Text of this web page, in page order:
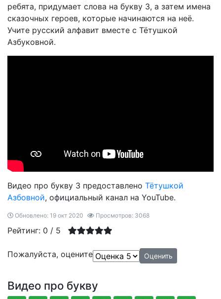
ребята, придумает слова на букву З, а затем имена
сказочных героев, которые начинаются на неё.
Учите русский алфавит вместе c Тётушкой
Азбуковной.
Видео про букву З предоставлено Тётушкой
Азбовной, официальный канал на YouTube.
Обновлено: 19 окт 2020 Просмотров: 3068
Рейтинг: 0 / 5
Пожалуйста, оцените
Видео про букву